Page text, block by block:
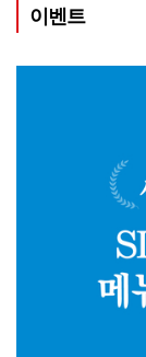
이벤트